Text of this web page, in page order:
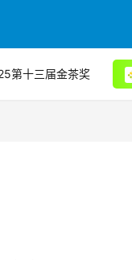
第十三届金茶奖